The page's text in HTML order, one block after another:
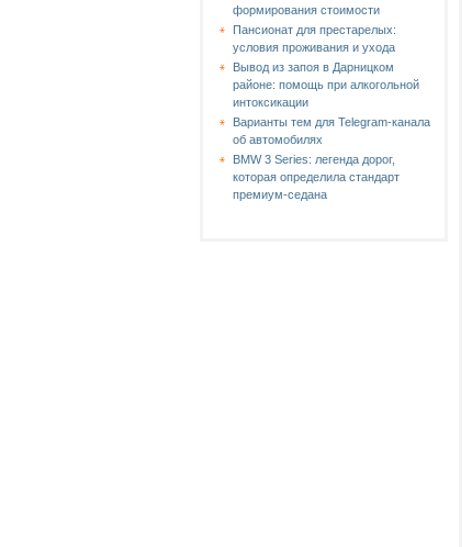
формирования стоимости
Пансионат для престарелых:
условия проживания и ухода
Вывод из запоя в Дарницком
районе: помощь при алкогольной
интоксикации
Варианты тем для Telegram-канала
об автомобилях
BMW 3 Series: легенда дорог,
которая определила стандарт
премиум-седана